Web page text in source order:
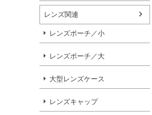
レンズ関連
レンズポーチ／小
レンズポーチ／大
大型レンズケース
レンズキャップ